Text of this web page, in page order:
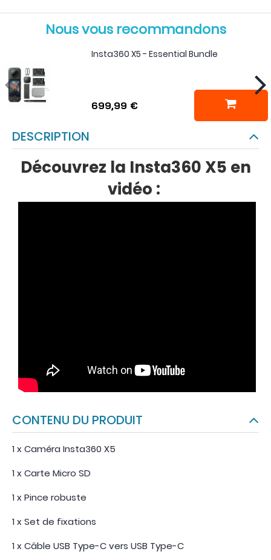
Nous vous recommandons
Insta360 X5 - Essential Bundle
699,99 €
DESCRIPTION
Découvrez la Insta360 X5 en
vidéo :
CONTENU DU PRODUIT
1 x Caméra Insta360 X5
1 x Carte Micro SD
1 x Pince robuste
1 x Set de fixations
1 x Câble USB Type-C vers USB Type-C